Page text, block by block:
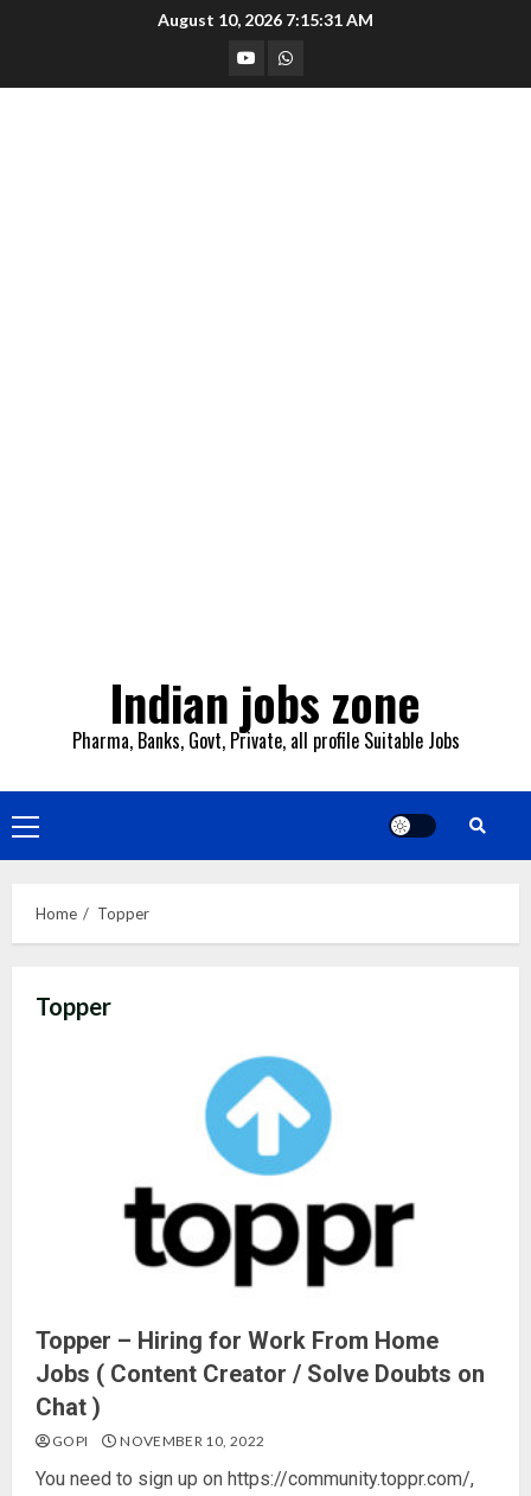
August 10, 2026 7:15:31 AM
YouTubeWhatsapp
Indian jobs zone
Pharma, Banks, Govt, Private, all profile Suitable Jobs
Primary
Menu
Home Topper
Topper
Topper – Hiring for Work From Home
Jobs ( Content Creator / Solve Doubts on
Chat )
GOPI NOVEMBER 10, 2022
You need to sign up on https://community.toppr.com/,